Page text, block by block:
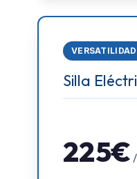
Silla
225€